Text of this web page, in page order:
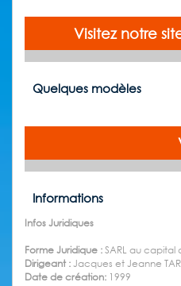
Visitez notre
Quelques modèles
Informations
Infos Juridiques
Forme Juridique :SARL au capital
Dirigeant :Jacques et Jeanne
Date de création: 1999